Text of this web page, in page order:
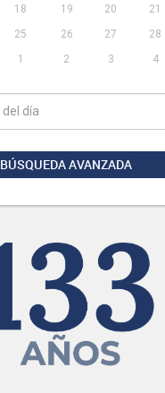
18 19 20 21
25 26 27 28
1 2 3 4
BÚSQUEDA AVANZADA